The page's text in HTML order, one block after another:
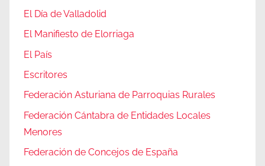
El Día de Valladolid
El Manifiesto de Elorriaga
El País
Escritores
Federación Asturiana de Parroquias Rurales
Federación Cántabra de Entidades Locales
Menores
Federación de Concejos de España